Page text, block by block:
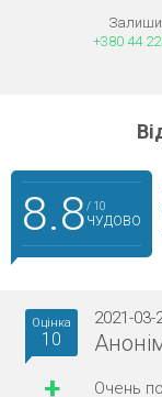
+380 44
8.8/ 10
ЧУДОВО
Оцінка
10
2021-03-
+ Очень